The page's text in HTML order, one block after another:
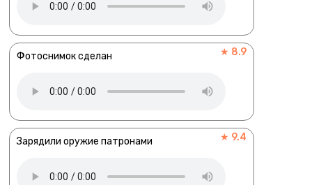
Фотоснимок сделан ★ 8.9
Зарядили оружие патронами ★ 9.4